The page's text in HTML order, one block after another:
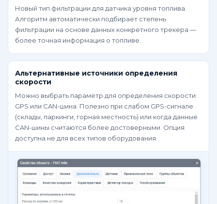
Новый тип фильтрации для датчика уровня топлива.
Алгоритм автоматически подбирает степень
фильтрации на основе данных конкретного трекера —
более точная информация о топливе.
Альтернативные источники определения
скорости
Можно выбрать параметр для определения скорости:
GPS или CAN-шина. Полезно при слабом GPS-сигнале
(склады, паркинги, горная местность) или когда данные
CAN-шины считаются более достоверными. Опция
доступна не для всех типов оборудования.